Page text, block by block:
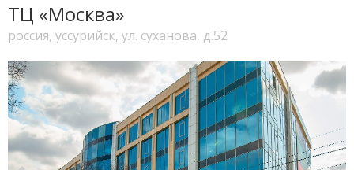
ТЦ «Москва»
россия, уссурийск, ул. суханова, д.52